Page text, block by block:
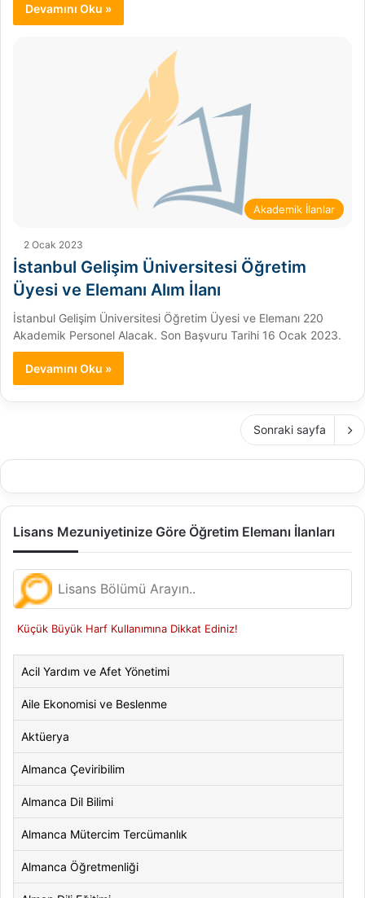
Devamını Oku »
Akademik İlanlar
2 Ocak 2023
İstanbul Gelişim Üniversitesi Öğretim
Üyesi ve Elemanı Alım İlanı
İstanbul Gelişim Üniversitesi Öğretim Üyesi ve Elemanı 220
Akademik Personel Alacak. Son Başvuru Tarihi 16 Ocak 2023.
Devamını Oku »
Sonraki sayfa
Lisans Mezuniyetinize Göre Öğretim Elemanı İlanları
Küçük Büyük Harf Kullanımına Dikkat Ediniz!
Acil Yardım ve Afet Yönetimi
Aile Ekonomisi ve Beslenme
Aktüerya
Almanca Çeviribilim
Almanca Dil Bilimi
Almanca Mütercim Tercümanlık
Almanca Öğretmenliği